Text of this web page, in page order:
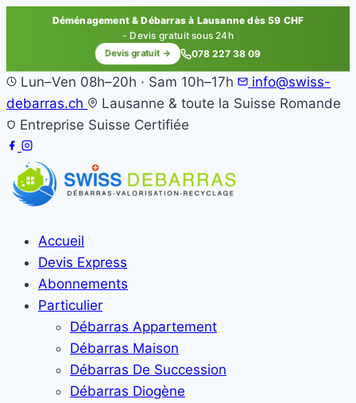
Déménagement & Débarras à Lausanne dès 59 CHF
- Devis gratuit sous 24h
Devis gratuit → 078 227 38 09
Lun–Ven 08h–20h · Sam 10h–17h
info@swiss-
debarras.ch
Lausanne & toute la Suisse Romande
Entreprise Suisse Certifiée
Accueil
Devis Express
Abonnements
Particulier
Débarras Appartement
Débarras Maison
Débarras De Succession
Débarras Diogène